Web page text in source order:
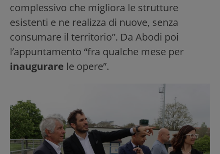
complessivo che migliora le strutture
esistenti e ne realizza di nuove, senza
consumare il territorio”. Da Abodi poi
l’appuntamento “fra qualche mese per
inaugurare le opere”.